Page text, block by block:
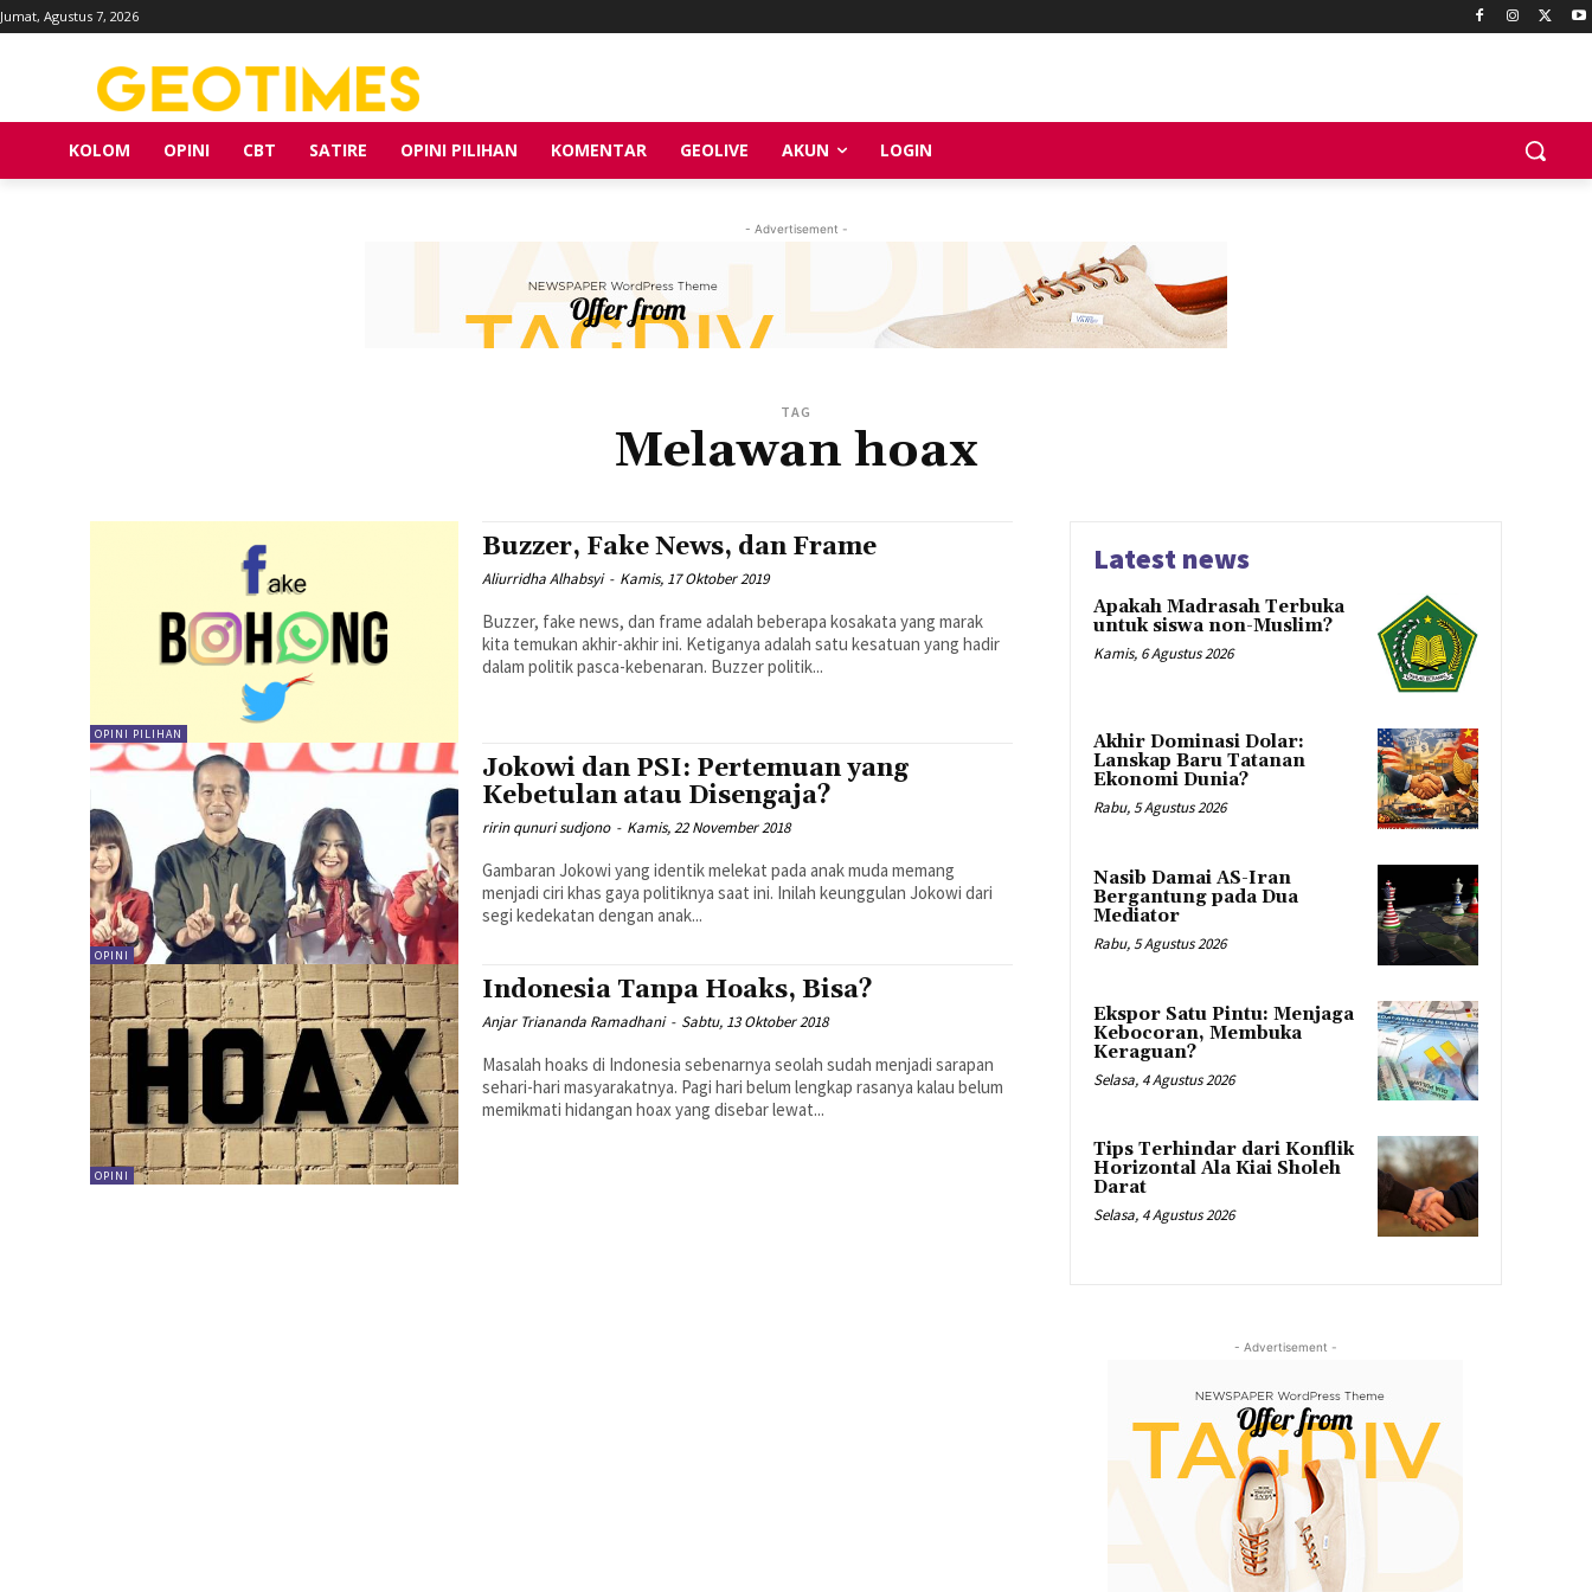
Jumat, Agustus 7, 2026
KOLOM OPINI CBT SATIRE OPINI PILIHAN KOMENTAR GEOLIVE AKUN LOGIN
- Advertisement -
TAG
Melawan hoax
OPINI PILIHAN
Buzzer, Fake News, dan Frame
Aliurridha Alhabsyi - Kamis, 17 Oktober 2019
Buzzer, fake news, dan frame adalah beberapa kosakata yang marak
kita temukan akhir-akhir ini. Ketiganya adalah satu kesatuan yang hadir
dalam politik pasca-kebenaran. Buzzer politik...
OPINI
Jokowi dan PSI: Pertemuan yang
Kebetulan atau Disengaja?
ririn qunuri sudjono - Kamis, 22 November 2018
Gambaran Jokowi yang identik melekat pada anak muda memang
menjadi ciri khas gaya politiknya saat ini. Inilah keunggulan Jokowi dari
segi kedekatan dengan anak...
OPINI
Indonesia Tanpa Hoaks, Bisa?
Anjar Triananda Ramadhani - Sabtu, 13 Oktober 2018
Masalah hoaks di Indonesia sebenarnya seolah sudah menjadi sarapan
sehari-hari masyarakatnya. Pagi hari belum lengkap rasanya kalau belum
memikmati hidangan hoax yang disebar lewat...
Latest news
Apakah Madrasah Terbuka
untuk siswa non-Muslim?
Kamis, 6 Agustus 2026
Akhir Dominasi Dolar:
Lanskap Baru Tatanan
Ekonomi Dunia?
Rabu, 5 Agustus 2026
Nasib Damai AS-Iran
Bergantung pada Dua
Mediator
Rabu, 5 Agustus 2026
Ekspor Satu Pintu: Menjaga
Kebocoran, Membuka
Keraguan?
Selasa, 4 Agustus 2026
Tips Terhindar dari Konflik
Horizontal Ala Kiai Sholeh
Darat
Selasa, 4 Agustus 2026
- Advertisement -